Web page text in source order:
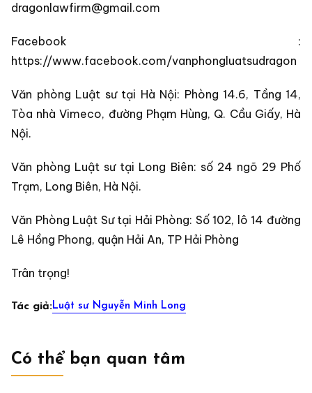
dragonlawfirm@gmail.com
Facebook :
https://www.facebook.com/vanphongluatsudragon
Văn phòng Luật sư tại Hà Nội: Phòng 14.6, Tầng 14,
Tòa nhà Vimeco, đường Phạm Hùng, Q. Cầu Giấy, Hà
Nội.
Văn phòng Luật sư tại Long Biên: số 24 ngõ 29 Phố
Trạm, Long Biên, Hà Nội.
Văn Phòng Luật Sư tại Hải Phòng: Số 102, lô 14 đường
Lê Hồng Phong, quận Hải An, TP Hải Phòng
Trân trọng!
Tác giả:Luật sư Nguyễn Minh Long
Có thể bạn quan tâm